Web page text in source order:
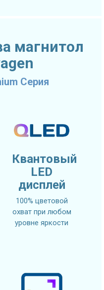
магнитол
Серия
Квантовый
LED
дисплей
100% цветовой
охват при любом
уровне яркости